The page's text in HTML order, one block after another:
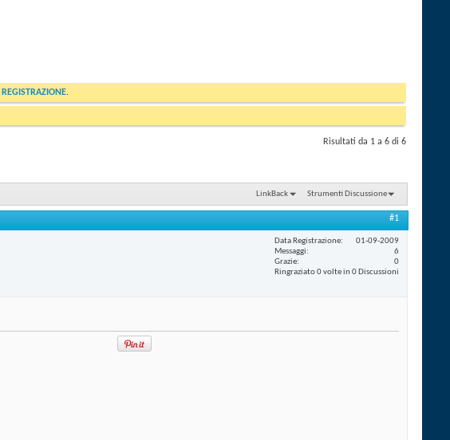
REGISTRAZIONE.
Risultati da 1 a 6 di 6
LinkBack Strumenti Discussione
#1
Data Registrazione
01-09-2009
Messaggi
6
Grazie
0
Ringraziato 0 volte in 0 Discussioni